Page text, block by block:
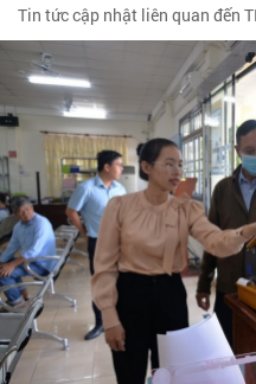
Tin tức cập nhật liên quan đến